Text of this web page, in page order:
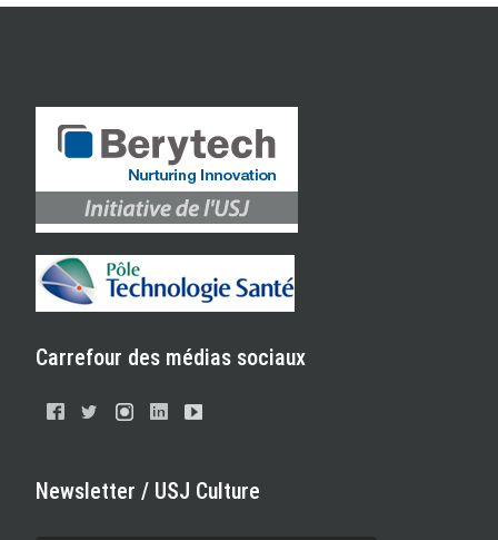
Carrefour des médias sociaux
Newsletter / USJ Culture